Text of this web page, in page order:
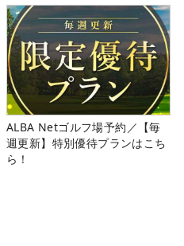
ALBA Netゴルフ場予約／【毎
週更新】特別優待プランはこち
ら！